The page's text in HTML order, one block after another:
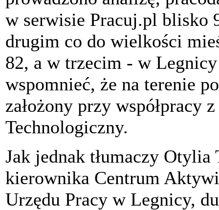
w serwisie Pracuj.pl blisko
drugim co do wielkości
82, a w trzecim - w
wspomnieć, że na terenie
założony przy współpracy
Technologiczny.
Jak jednak tłumaczy Otylia
kierownika Centrum
Urzędu Pracy w Legnicy,